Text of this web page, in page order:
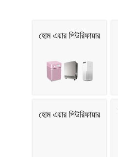
হোম এয়ার পিউরিফায়ার
হোম এয়ার পিউরিফায়ার